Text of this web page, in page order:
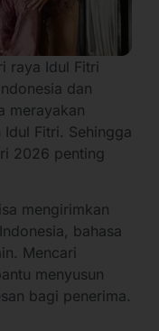
raya Idul Fitri
dan
merayakan
Fitri. Sehingga
2026 penting
mengirimkan
bahasa
Mencari
menyusun
bagi penerima.